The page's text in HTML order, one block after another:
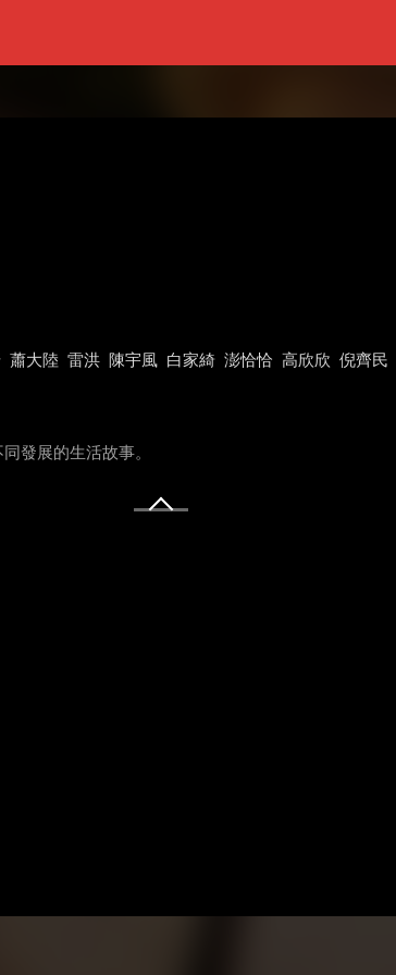
蕭大陸 雷洪 陳宇風 白家綺 澎恰恰 高欣欣 倪齊民
發展的生活故事。